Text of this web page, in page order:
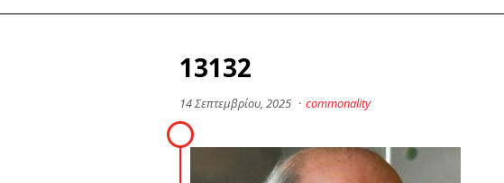
13132
14 Σεπτεμβρίου, 2025 · commonality